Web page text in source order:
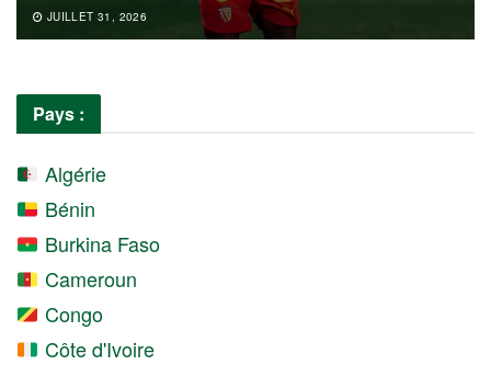
JUILLET 31, 2026
Pays :
Algérie
Bénin
Burkina Faso
Cameroun
Congo
Côte d'Ivoire